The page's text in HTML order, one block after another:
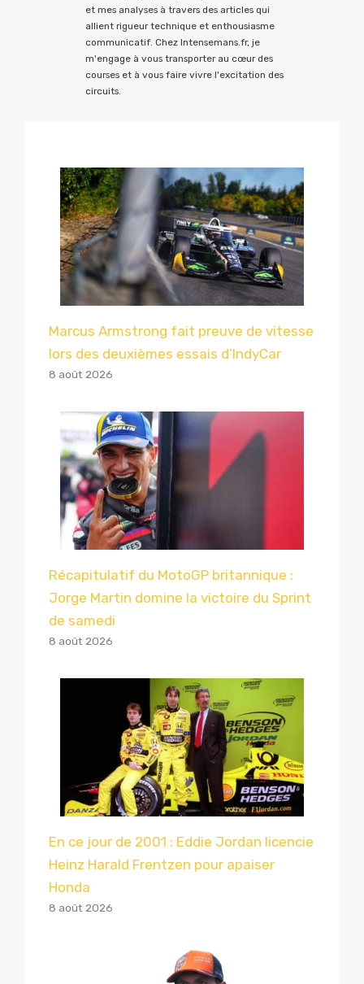
et mes analyses à travers des articles qui
allient rigueur technique et enthousiasme
communicatif. Chez Intensemans.fr, je
m'engage à vous transporter au cœur des
courses et à vous faire vivre l'excitation des
circuits.
Marcus Armstrong fait preuve de vitesse
lors des deuxièmes essais d’IndyCar
8 août 2026
Récapitulatif du MotoGP britannique :
Jorge Martin domine la victoire du Sprint
de samedi
8 août 2026
En ce jour de 2001 : Eddie Jordan licencie
Heinz Harald Frentzen pour apaiser
Honda
8 août 2026